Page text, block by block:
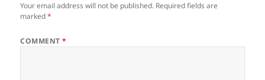
Your email address will not be published. Required fields are
marked*
COMMENT*